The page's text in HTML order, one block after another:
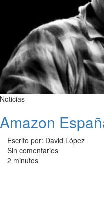
Noticias
Amazon
Escrito por: David López
Sin comentarios
2 minutos